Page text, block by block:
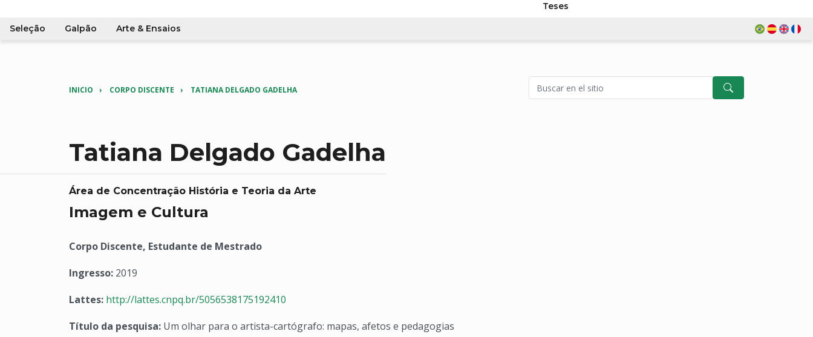
Teses
Seleção Galpão Arte & Ensaios
INICIO CORPO DISCENTE TATIANA DELGADO GADELHA
Tatiana Delgado Gadelha
Área de Concentração História e Teoria da Arte
Imagem e Cultura
Corpo Discente, Estudante de Mestrado
Ingresso: 2019
Lattes: http://lattes.cnpq.br/5056538175192410
Título da pesquisa: Um olhar para o artista-cartógrafo: mapas, afetos e pedagogias